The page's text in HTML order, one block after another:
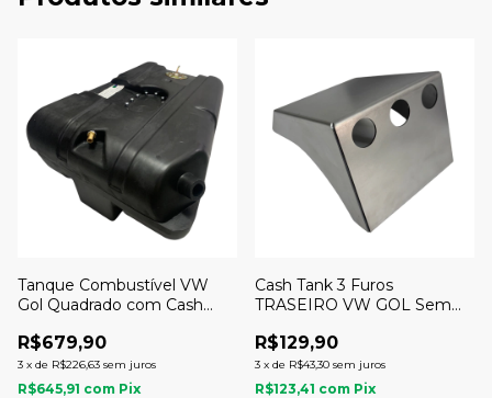
Tanque Combustível VW
Gol Quadrado com Cash
R$679,90
3 x de R$226,63 sem juros
R$645,91 com Pix
Cash Tank 3 Furos
TRASEIRO VW GOL Sem
R$129,90
3 x de R$43,30 sem juros
R$123,41 com Pix